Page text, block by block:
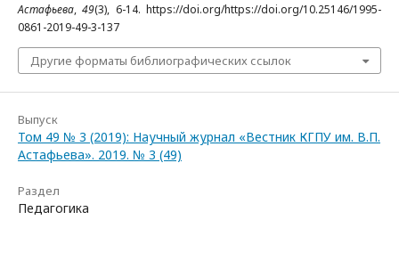
Астафьева,49(3), 6-14. https://doi.org/https://doi.org/10.25146/1995-
0861-2019-49-3-137
Другие форматы библиографических ссылок
Выпуск
Том 49 № 3 (2019): Научный журнал «Вестник КГПУ им. В.П.
Астафьева». 2019. № 3 (49)
Раздел
Педагогика